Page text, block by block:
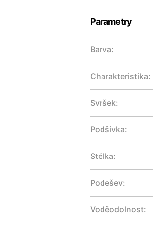
Parametry
Barva:
Charakteristika:
Svršek:
Podšívka:
Stélka:
Podešev:
Voděodolnost: